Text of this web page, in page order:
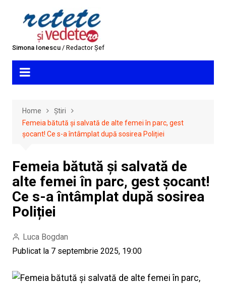
Simona Ionescu/ Redactor Șef
Home
Știri
Femeia bătută și salvată de alte femei în parc, gest
șocant! Ce s-a întâmplat după sosirea Poliției
Femeia bătută și salvată de
alte femei în parc, gest șocant!
Ce s-a întâmplat după sosirea
Poliției
Luca Bogdan
Publicat la 7 septembrie 2025, 19:00